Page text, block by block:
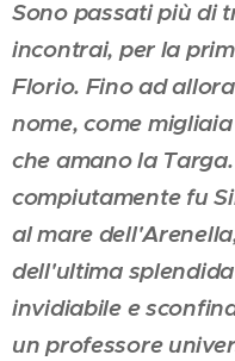
Sono passati più di
incontrai, per la
Florio. Fino ad
nome, come
che amano la
compiutamente fu
al mare
dell'ultima
invidiabile e
un professore